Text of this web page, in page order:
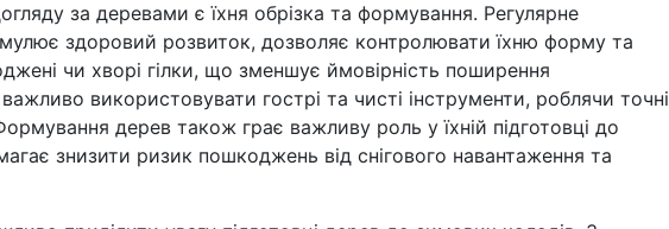
за деревами є їхня обрізка та формування. Регулярне
здоровий розвиток, дозволяє контролювати їхню форму та
чи хворі гілки, що зменшує ймовірність поширення
використовувати гострі та чисті інструменти, роблячи точні
дерев також грає важливу роль у їхній підготовці до
знизити ризик пошкоджень від снігового навантаження та